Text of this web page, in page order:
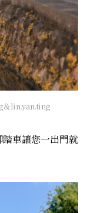
＆lin.yan.ting
車讓您一出門就